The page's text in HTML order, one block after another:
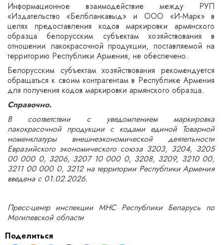
Информационное взаимодействие между РУП
«Издательство «Белбланкавыд» и ООО «И-Марк» в
целях предоставления кодов маркировки армянского
образца белорусским субъектам хозяйствования в
отношении лакокрасочной продукции, поставляемой на
территорию Республики Армения, не обеспечено.
Белорусским субъектам хозяйствования рекомендуется
обращаться к своим контрагентам в Республике Армения
для получения кодов маркировки армянского образца.
Справочно.
В соответствии с уведомлением маркировка
лакокрасочной продукции с кодами единой Товарной
номенклатуры внешнеэкономической деятельности
Евразийского экономического союза 3203, 3204, 3205
00 000 0, 3206, 3207 10 000 0, 3208, 3209, 3210 00,
3211 00 000 0, 3212 на территории Республики Армения
введена с 01.02.2026.
Пресс-центр инспекции МНС Республики Беларусь по
Могилевской области
Поделиться